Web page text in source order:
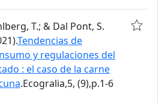
T.; & Dal Pont, S.
Tendencias de
y regulaciones del
: el caso de la carne
.Ecogralia,5, (9),p.1-6